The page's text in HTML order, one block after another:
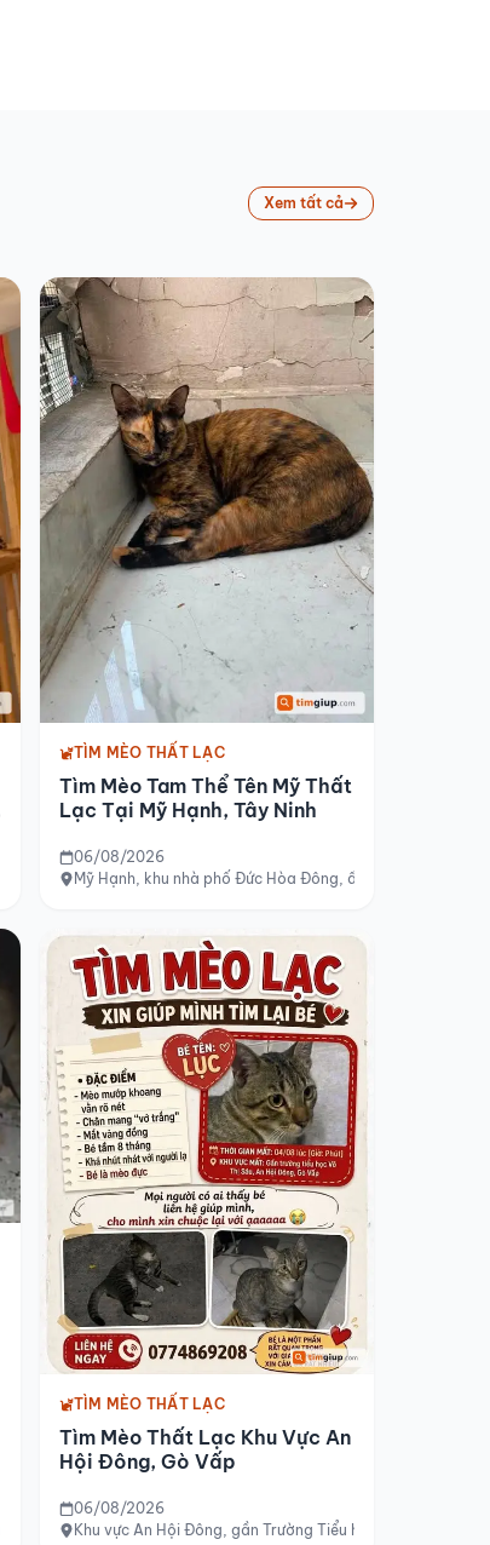
Xem tất cả
TÌM MÈO THẤT LẠC
Tìm Mèo Tam Thể Tên Mỹ Thất
Lạc Tại Mỹ Hạnh, Tây Ninh
06/08/2026
Mỹ Hạnh, khu nhà phố Đức Hòa Đông, ấp 4, Tây Ninh
TÌM MÈO THẤT LẠC
Tìm Mèo Thất Lạc Khu Vực An
Hội Đông, Gò Vấp
06/08/2026
Khu vực An Hội Đông, gần Trường Tiểu học Võ Thị Sáu, Gò